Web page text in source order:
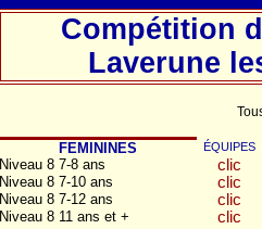
Compétition
Laverune
FEMININES ÉQUIPES
Niveau 8 7-8 ans clic
Niveau 8 7-10 ans clic
Niveau 8 7-12 ans clic
Niveau 8 11 ans et + clic